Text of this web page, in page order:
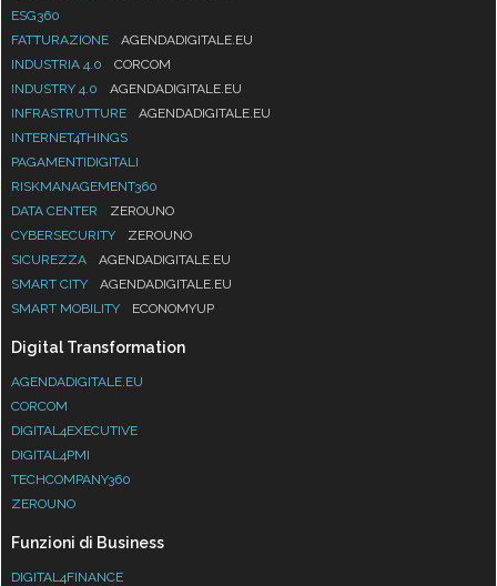
ESG360
FATTURAZIONE
AGENDADIGITALE.EU
INDUSTRIA 4.0
CORCOM
INDUSTRY 4.0
AGENDADIGITALE.EU
INFRASTRUTTURE
AGENDADIGITALE.EU
INTERNET4THINGS
PAGAMENTIDIGITALI
RISKMANAGEMENT360
DATA CENTER
ZEROUNO
CYBERSECURITY
ZEROUNO
SICUREZZA
AGENDADIGITALE.EU
SMART CITY
AGENDADIGITALE.EU
SMART MOBILITY
ECONOMYUP
Digital Transformation
AGENDADIGITALE.EU
CORCOM
DIGITAL4EXECUTIVE
DIGITAL4PMI
TECHCOMPANY360
ZEROUNO
Funzioni di Business
DIGITAL4FINANCE